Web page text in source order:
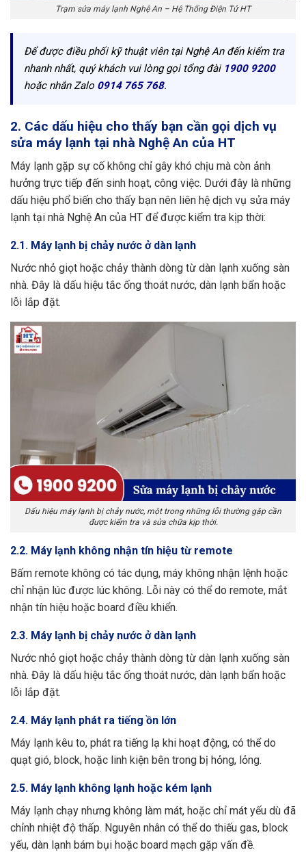
Trạm sửa máy lạnh Nghệ An – Hệ Thống Điện Tử HT
Để được điều phối kỹ thuật viên tại Nghệ An đến kiểm tra
nhanh nhất, quý khách vui lòng gọi tổng đài 1900 9200
hoặc nhắn Zalo 0914 765 768.
2. Các dấu hiệu cho thấy bạn cần gọi dịch vụ
sửa máy lạnh tại nhà Nghệ An của HT
Máy lạnh gặp sự cố không chỉ gây khó chịu mà còn ảnh
hưởng trực tiếp đến sinh hoạt, công việc. Dưới đây là những
dấu hiệu phổ biến cho thấy bạn nên liên hệ dịch vụ sửa máy
lạnh tại nhà Nghệ An của HT để được kiểm tra kịp thời:
2.1. Máy lạnh bị chảy nước ở dàn lạnh
Nước nhỏ giọt hoặc chảy thành dòng từ dàn lạnh xuống sàn
nhà. Đây là dấu hiệu tắc ống thoát nước, dàn lạnh bẩn hoặc
lỗi lắp đặt.
Dấu hiệu máy lạnh bị chảy nước, một trong những lỗi thường gặp cần
được kiểm tra và sửa chữa kịp thời.
2.2. Máy lạnh không nhận tín hiệu từ remote
Bấm remote không có tác dụng, máy không nhận lệnh hoặc
chỉ nhận lúc được lúc không. Lỗi này có thể do remote, mắt
nhận tín hiệu hoặc board điều khiển.
2.3. Máy lạnh bị chảy nước ở dàn lạnh
Nước nhỏ giọt hoặc chảy thành dòng từ dàn lạnh xuống sàn
nhà. Đây là dấu hiệu tắc ống thoát nước, dàn lạnh bẩn hoặc
lỗi lắp đặt.
2.4. Máy lạnh phát ra tiếng ồn lớn
Máy lạnh kêu to, phát ra tiếng lạ khi hoạt động, có thể do
quạt gió, block, hoặc linh kiện bên trong bị hỏng, lỏng.
2.5. Máy lạnh không lạnh hoặc kém lạnh
Máy lạnh chạy nhưng không làm mát, hoặc chỉ mát yếu dù đã
chỉnh nhiệt độ thấp. Nguyên nhân có thể do thiếu gas, block
yếu, dàn lạnh bám bụi hoặc board mạch gặp vấn đề.